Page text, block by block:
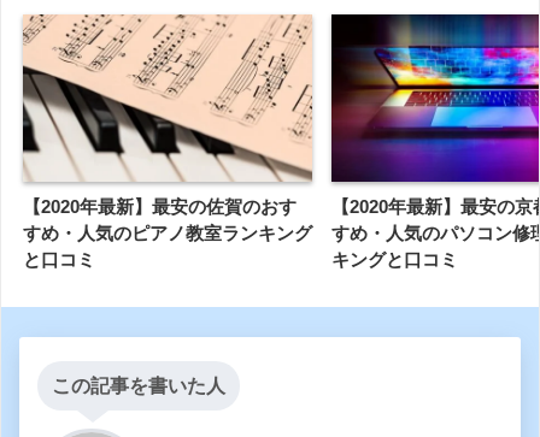
【2020年最新】最安の佐賀のおす
すめ・人気のピアノ教室ランキング
と口コミ
【2020年最新】最安の
すめ・人気のパソコン修
キングと口コミ
この記事を書いた人